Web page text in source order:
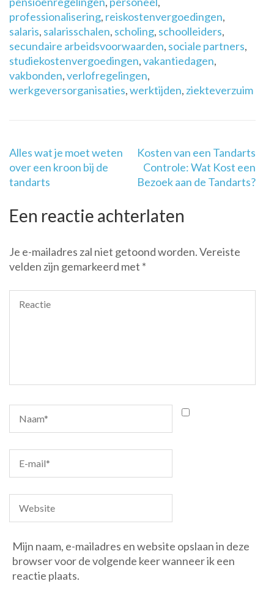
professionalisering, reiskostenvergoedingen,
salaris, salarisschalen, scholing, schoolleiders,
secundaire arbeidsvoorwaarden, sociale partners,
studiekostenvergoedingen,vakantiedagen,
vakbonden,verlofregelingen,
werkgeversorganisaties,werktijden, ziekteverzuim
Berichtnavigatie
Alles wat je moet weten
over een kroon bij de
tandarts
Kosten van een Tandarts
Controle: Wat Kost een
Bezoek aan de Tandarts?
Een reactie achterlaten
Je e-mailadres zal niet getoond worden.Vereiste
velden zijn gemarkeerd met *
Mijn naam, e-mailadres en website opslaan in deze
browser voor de volgende keer wanneer ik een
reactie plaats.